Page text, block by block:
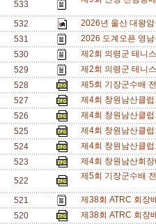
533
532
2026년 울산 대왕
531
2026 도계오픈 영
530
제2회 의령군 테니
529
제2회 의령군 테니
528
제5회 기장군수배
527
제4회 창원남산클
526
제4회 창원남산클
525
제4회 창원남산클
524
제4회 창원남산클
523
제4회 창원남산회
522
제5회 기장군수배
521
제38회 ATRC 회장
520
제38회 ATRC 회장